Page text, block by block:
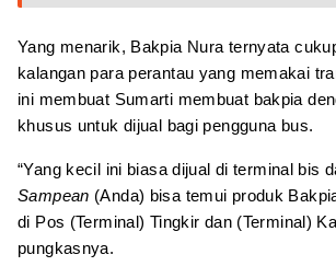
Yang menarik, Bakpia Nura ternyata
kalangan para perantau yang memakai
ini membuat Sumarti membuat bakpia
khusus untuk dijual bagi pengguna bus.
“Yang kecil ini biasa dijual di terminal bis
Sampean (Anda) bisa temui produk
di Pos (Terminal) Tingkir dan (Terminal)
pungkasnya.